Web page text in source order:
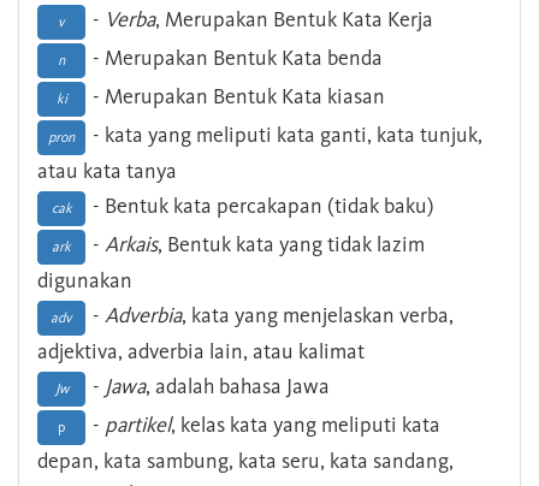
v - Verba, Merupakan Bentuk Kata Kerja
n - Merupakan Bentuk Kata benda
ki - Merupakan Bentuk Kata kiasan
pron
- kata yang meliputi kata ganti, kata tunjuk,
atau kata tanya
cak - Bentuk kata percakapan (tidak baku)
ark - Arkais, Bentuk kata yang tidak lazim
digunakan
adv - Adverbia, kata yang menjelaskan verba,
adjektiva, adverbia lain, atau kalimat
Jw - Jawa, adalah bahasa Jawa
p - partikel, kelas kata yang meliputi kata
depan, kata sambung, kata seru, kata sandang,